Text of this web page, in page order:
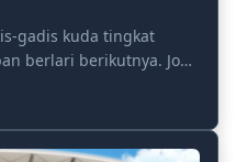
gadis kuda tingkat
berlari berikutnya. Jou
dengan impia...